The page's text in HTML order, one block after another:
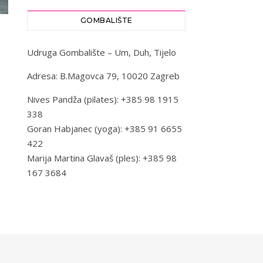
GOMBALIŠTE
Udruga Gombalište – Um, Duh, Tijelo
Adresa: B.Magovca 79, 10020 Zagreb
Nives Pandža (pilates): +385 98 1915
338
Goran Habjanec (yoga): +385 91 6655
422
Marija Martina Glavaš (ples): +385 98
167 3684